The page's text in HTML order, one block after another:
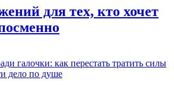
для тех, кто хочет